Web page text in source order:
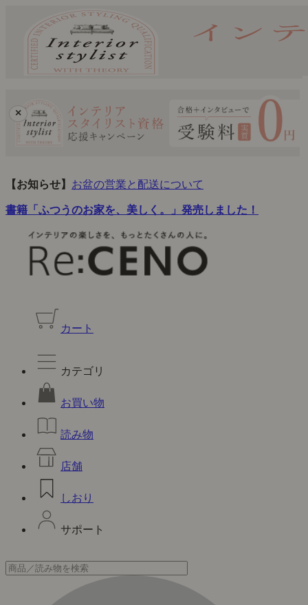
×
【お知らせ】 お盆の営業と配送について
書籍「ふつうのお家を、美しく。」発売しました！
カート
カテゴリ
お買い物
読み物
店舗
しおり
サポート